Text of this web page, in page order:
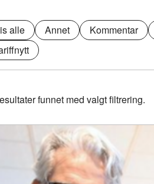
alle Annet Kommentar
funnet med valgt filtrering.